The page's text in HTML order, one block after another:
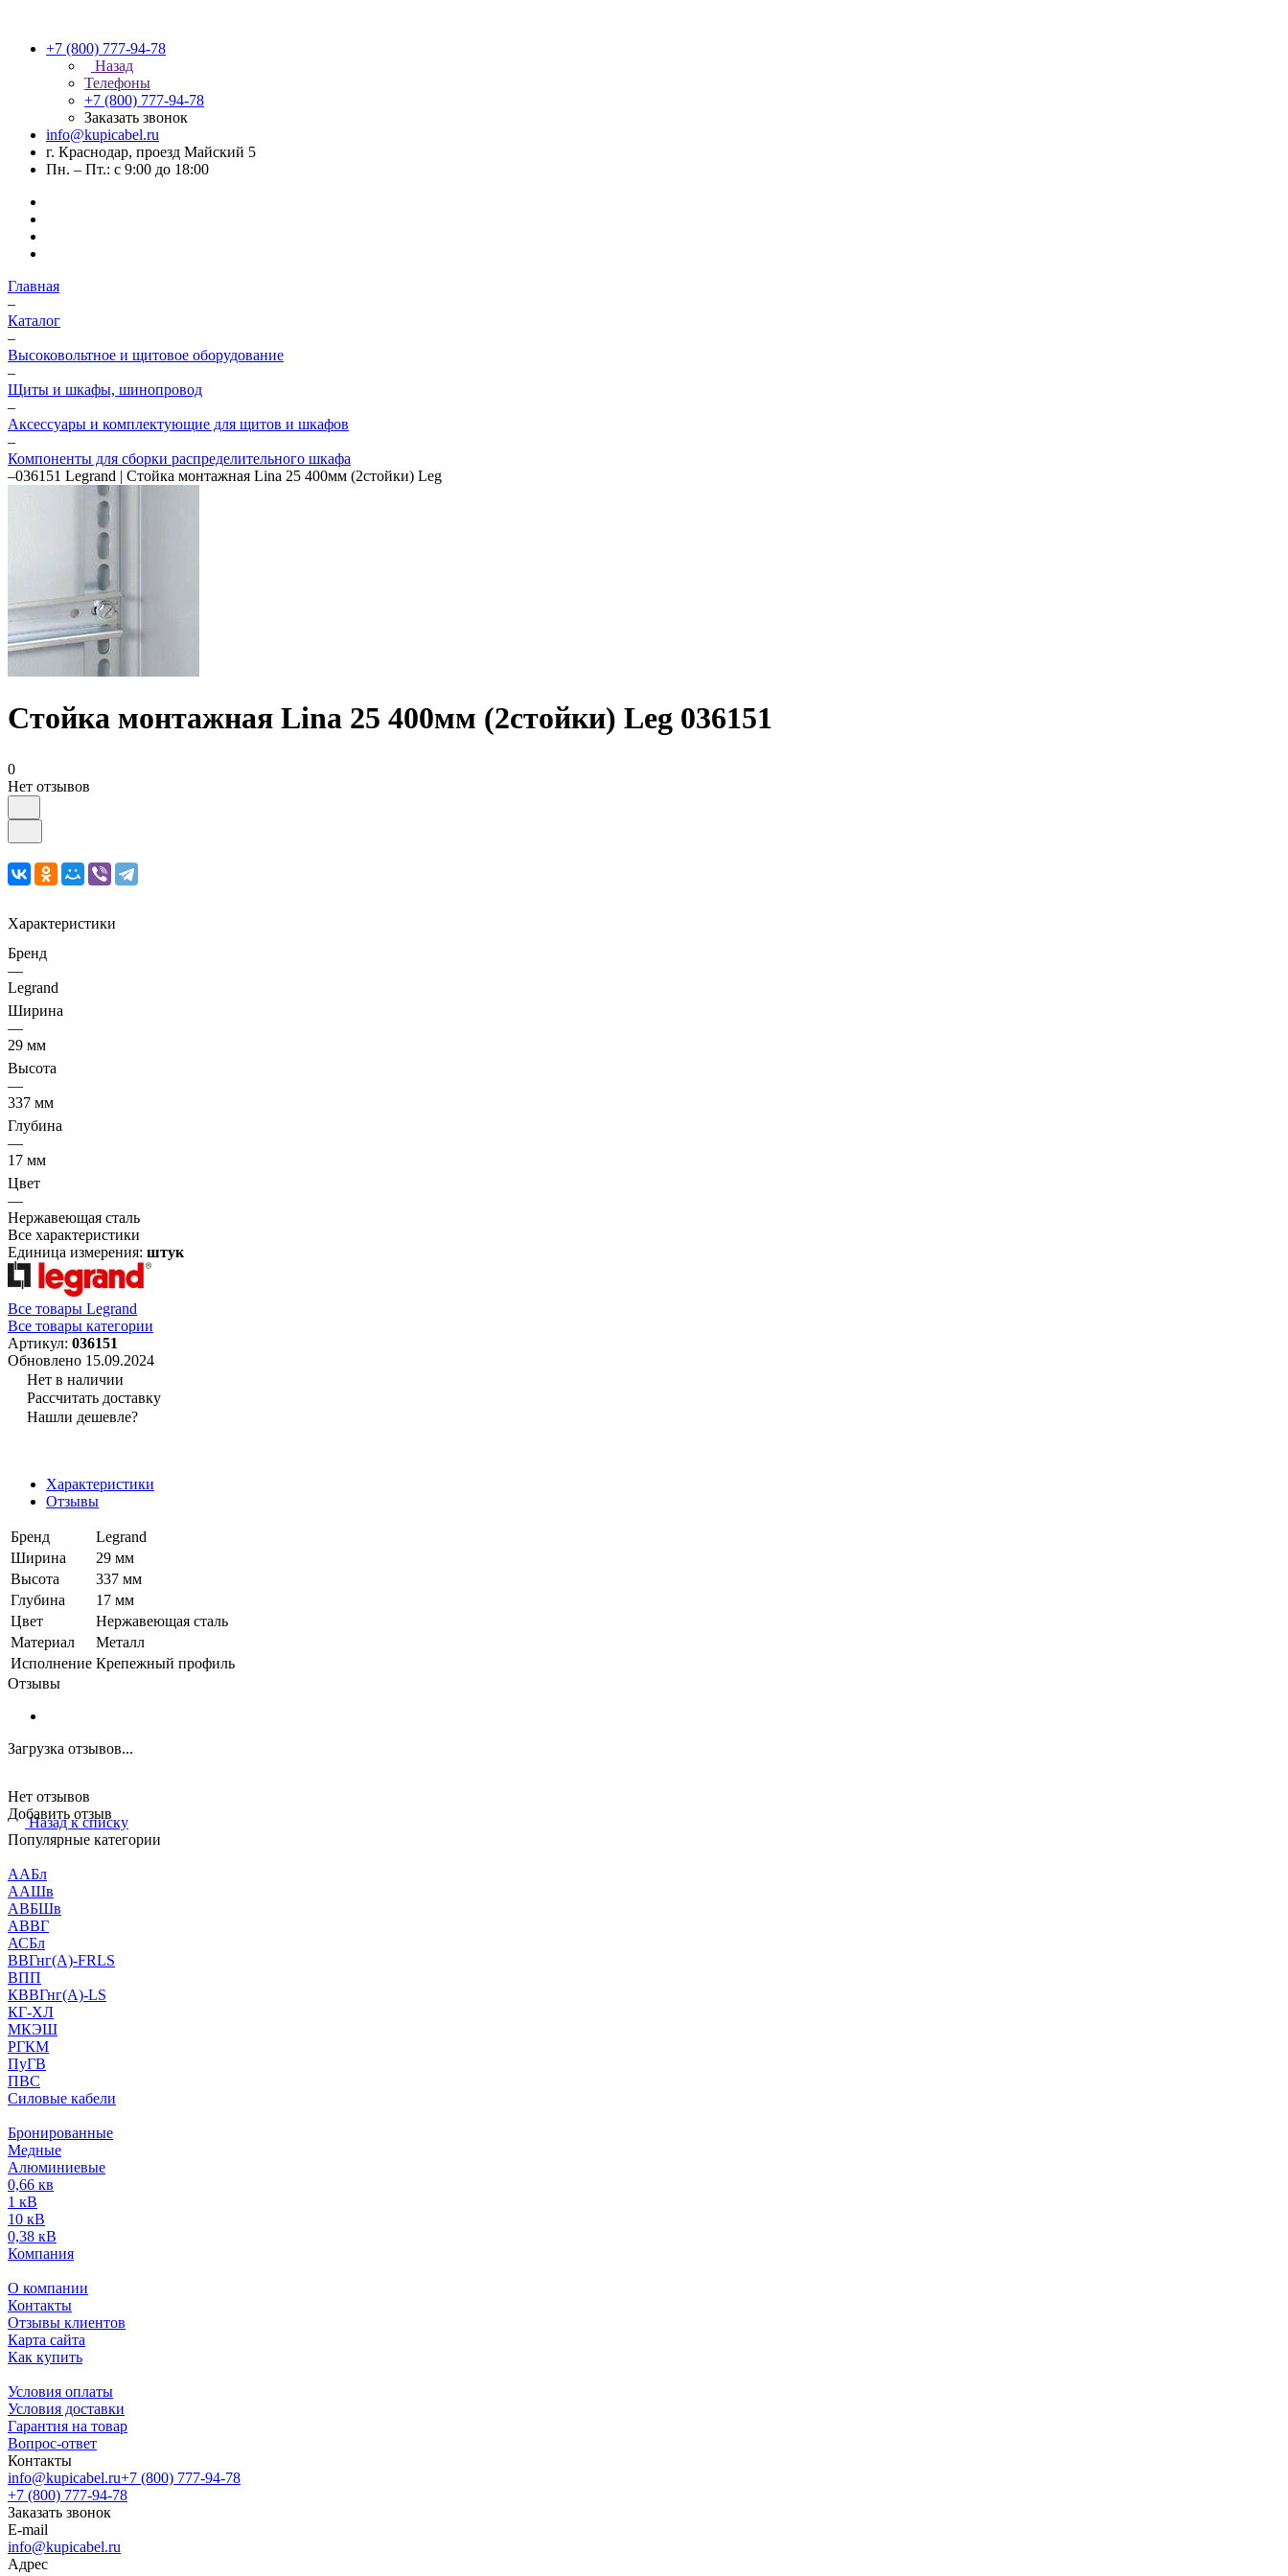
+7 (800) 777-94-78
Назад
Телефоны
+7 (800) 777-94-78
Заказать звонок
info@kupicabel.ru
г. Краснодар, проезд Майский 5
Пн. – Пт.: с 9:00 до 18:00
Главная
–
Каталог
–
Высоковольтное и щитовое оборудование
–
Щиты и шкафы, шинопровод
–
Аксессуары и комплектующие для щитов и шкафов
–
Компоненты для сборки распределительного шкафа
–036151 Legrand | Стойка монтажная Lina 25 400мм (2стойки) Leg
Стойка монтажная Lina 25 400мм (2стойки) Leg 036151
0
Нет отзывов
Характеристики
Бренд
—
Legrand
Ширина
—
29 мм
Высота
—
337 мм
Глубина
—
17 мм
Цвет
—
Нержавеющая сталь
Все характеристики
Единица измерения: штук
Все товары Legrand
Все товары категории
Артикул: 036151
Обновлено 15.09.2024
Нет в наличии
Рассчитать доставку
Нашли дешевле?
Характеристики
Отзывы
Бренд
Legrand
Ширина
29 мм
Высота
337 мм
Глубина
17 мм
Цвет
Нержавеющая сталь
Материал
Металл
Исполнение Крепежный профиль
Отзывы
Загрузка отзывов...
Нет отзывов
Добавить отзыв
Назад к списку
Популярные категории
ААБл
ААШв
АВБШв
АВВГ
АСБл
ВВГнг(А)-FRLS
ВПП
КВВГнг(А)-LS
КГ-ХЛ
МКЭШ
РГКМ
ПуГВ
ПВС
Силовые кабели
Бронированные
Медные
Алюминиевые
0,66 кв
1 кВ
10 кВ
0,38 кВ
Компания
О компании
Контакты
Отзывы клиентов
Карта сайта
Как купить
Условия оплаты
Условия доставки
Гарантия на товар
Вопрос-ответ
Контакты
info@kupicabel.ru+7 (800) 777-94-78
+7 (800) 777-94-78
Заказать звонок
E-mail
info@kupicabel.ru
Адрес